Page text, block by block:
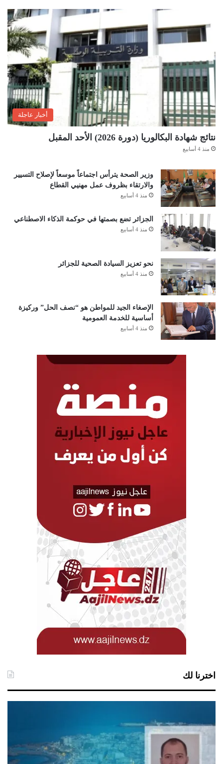
أخبار عاجلة
نتائج شهادة البكالوريا (دورة 2026) الأحد المقبل
منذ 4 أسابيع
وزير الصحة يترأس اجتماعاً موسعاً لإصلاح التسيير
والارتقاء بظروف عمل مهنيي القطاع
منذ 4 أسابيع
الجزائر تضع بصمتها في حوكمة الذكاء الاصطناعي
منذ 4 أسابيع
نحو تعزيز السيادة الصحية للجزائر
منذ 4 أسابيع
الإصغاء الجيد للمواطن هو “نصف الحل” وركيزة
أساسية للخدمة العمومية
منذ 4 أسابيع
اخترنا لك